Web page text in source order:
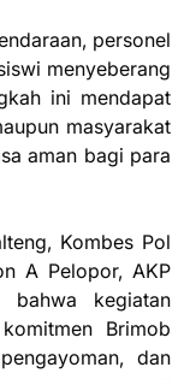
personel
menyeberang
ini mendapat
masyarakat
aman bagi para
Kombes Pol
A Pelopor, AKP
bahwa kegiatan
Brimob
dan